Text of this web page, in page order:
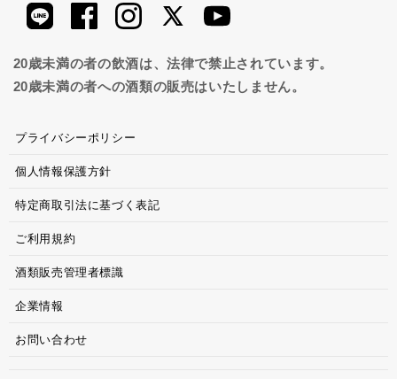
20歳未満の者の飲酒は、法律で禁止されています。
20歳未満の者への酒類の販売はいたしません。
プライバシーポリシー
個人情報保護方針
特定商取引法に基づく表記
ご利用規約
酒類販売管理者標識
企業情報
お問い合わせ